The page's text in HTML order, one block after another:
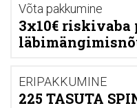
Võta pakkumine
3x10€ riskivaba
ERIPAKKUMINE
225 TASUTA